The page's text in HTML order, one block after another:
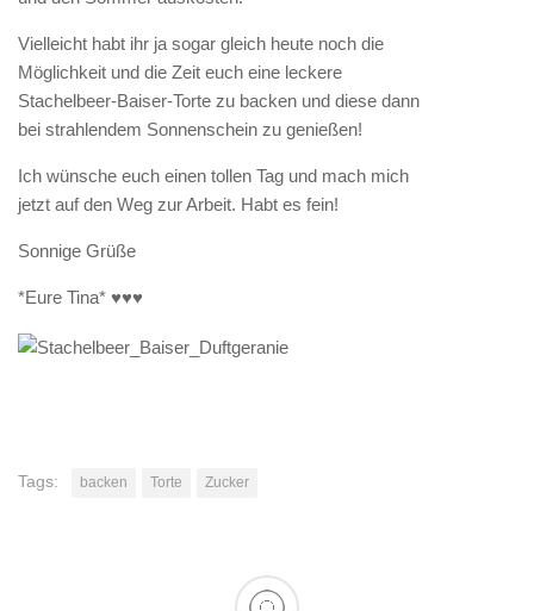
Vielleicht habt ihr ja sogar gleich heute noch die
Möglichkeit und die Zeit euch eine leckere
Stachelbeer-Baiser-Torte zu backen und diese dann
bei strahlendem Sonnenschein zu genießen!
Ich wünsche euch einen tollen Tag und mach mich
jetzt auf den Weg zur Arbeit. Habt es fein!
Sonnige Grüße
*Eure Tina* ♥♥♥
Tags: backen Torte Zucker